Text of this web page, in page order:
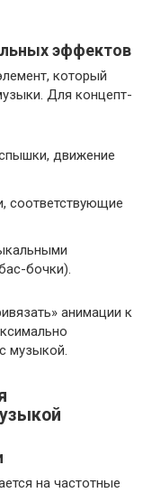
эффектов
который
Для концепт-
движение
соответствующие
бочки).
анимации к
музыкой.
на частотные